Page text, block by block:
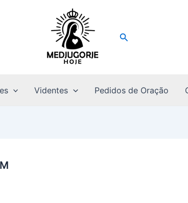
Pesquisar
Videntes Pedidos de Oração